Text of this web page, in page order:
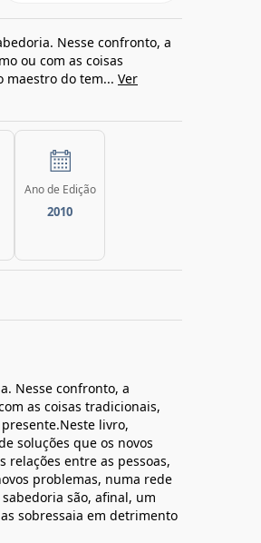
Nesse confronto, a
ou com as coisas
maestro do tem... Ver
Ano de Edição
2010
Nesse confronto, a
as coisas tradicionais,
livro,
soluções que os novos
relações entre as pessoas,
problemas, numa rede
são, afinal, um
sobressaia em detrimento